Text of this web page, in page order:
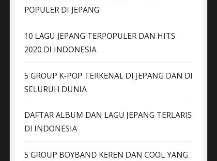
POPULER DI JEPANG
10 LAGU JEPANG TERPOPULER DAN HITS
2020 DI INDONESIA
5 GROUP K-POP TERKENAL DI JEPANG DAN DI
SELURUH DUNIA
DAFTAR ALBUM DAN LAGU JEPANG TERLARIS
DI INDONESIA
5 GROUP BOYBAND KEREN DAN COOL YANG